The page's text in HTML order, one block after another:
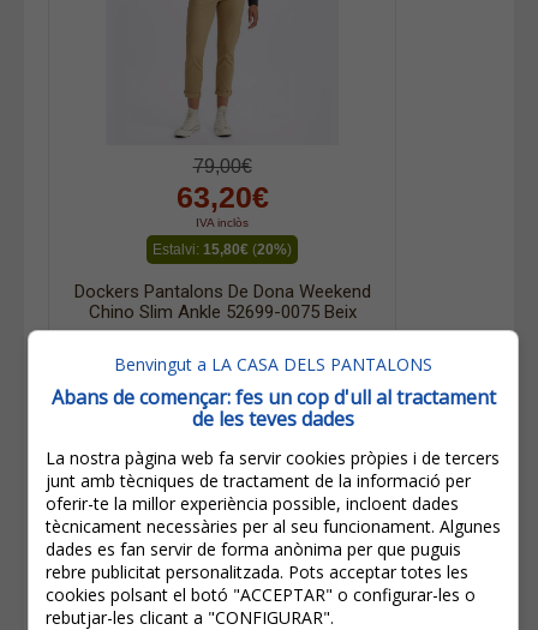
79,00€
63,20€
IVA inclòs
Estalvi: 15,80€ (20%)
Dockers Pantalons De Dona Weekend
Chino Slim Ankle 52699-0075 Beix
Benvingut a LA CASA DELS PANTALONS
Abans de començar: fes un cop d'ull al tractament
de les teves dades
La nostra pàgina web fa servir cookies pròpies i de tercers
junt amb tècniques de tractament de la informació per
oferir-te la millor experiència possible, incloent dades
tècnicament necessàries per al seu funcionament. Algunes
dades es fan servir de forma anònima per que puguis
rebre publicitat personalitzada. Pots acceptar totes les
cookies polsant el botó "ACCEPTAR" o configurar-les o
rebutjar-les clicant a "CONFIGURAR".